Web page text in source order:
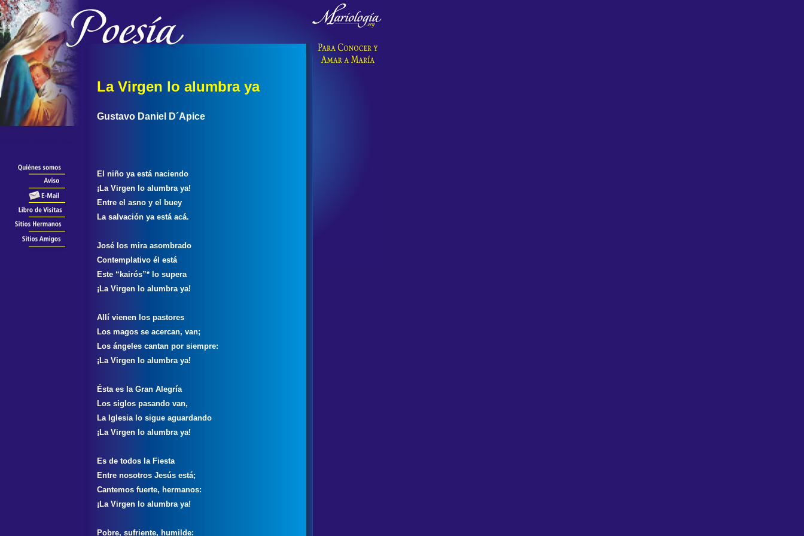
La Virgen lo alumbra ya
Gustavo Daniel D´Apice
El niño ya está naciendo
¡La Virgen lo alumbra ya!
Entre el asno y el buey
La salvación ya está acá.
José los mira asombrado
Contemplativo él está
Este “kairós”* lo supera
¡La Virgen lo alumbra ya!
Allí vienen los pastores
Los magos se acercan, van;
Los ángeles cantan por siempre:
¡La Virgen lo alumbra ya!
Ésta es la Gran Alegría
Los siglos pasando van,
La Iglesia lo sigue aguardando
¡La Virgen lo alumbra ya!
Es de todos la Fiesta
Entre nosotros Jesús está;
Cantemos fuerte, hermanos:
¡La Virgen lo alumbra ya!
Pobre, sufriente, humilde: